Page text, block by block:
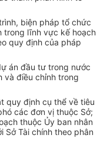
biện pháp tổ chức
trong lĩnh vực kế hoạch
quy định của pháp
án đầu tư trong nước
và điều chỉnh trong
quy định cụ thể về tiêu
các đơn vị thuộc Sở;
thuộc Ủy ban nhân
Sở Tài chính theo phân